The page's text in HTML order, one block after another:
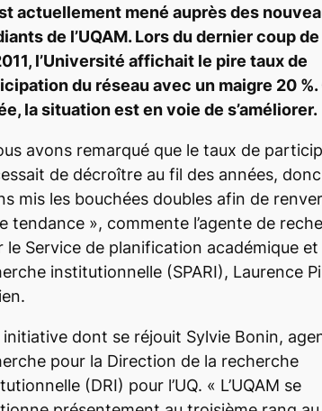
actuellement mené auprès des
de l’UQAM. Lors du dernier coup
l’Université affichait le pire taux de
du réseau avec un maigre 20
la situation est en voie de s’améliorer.
avons remarqué que le taux de
de décroître au fil des années,
mis les bouchées doubles afin de
tendance », commente l’agente de
le Service de planification académique et
institutionnelle (SPARI), Laurence
initiative dont se réjouit Sylvie Bonin,
pour la Direction de la recherche
(DRI) pour l’UQ. « L’UQAM se